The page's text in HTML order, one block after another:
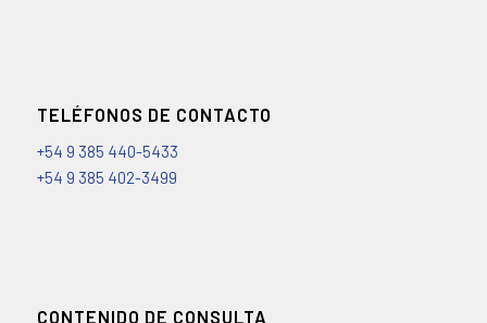
TELÉFONOS DE CONTACTO
+54 9 385 440-5433
+54 9 385 402-3499
CONTENIDO DE CONSULTA